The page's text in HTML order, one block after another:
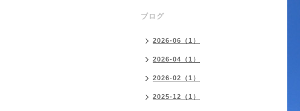
ブログ
2026-06（1）
2026-04（1）
2026-02（1）
2025-12（1）